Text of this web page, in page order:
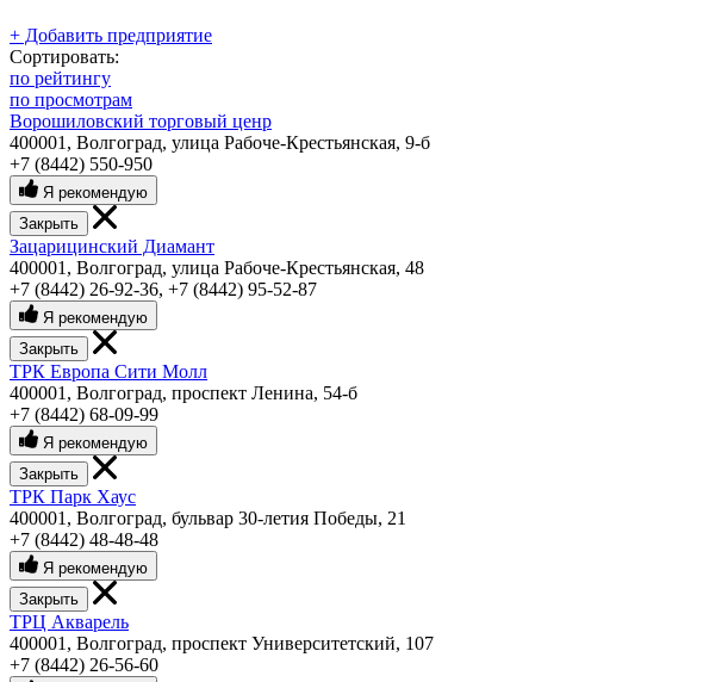
+ Добавить предприятие
Сортировать:
по рейтингу
по просмотрам
Ворошиловский торговый ценр
400001, Волгоград, улица Рабоче-Крестьянская, 9-б
+7 (8442) 550-950
Я рекомендую
Закрыть
Зацарицинский Диамант
400001, Волгоград, улица Рабоче-Крестьянская, 48
+7 (8442) 26-92-36, +7 (8442) 95-52-87
Я рекомендую
Закрыть
ТРК Европа Сити Молл
400001, Волгоград, проспект Ленина, 54-б
+7 (8442) 68-09-99
Я рекомендую
Закрыть
ТРК Парк Хаус
400001, Волгоград, бульвар 30-летия Победы, 21
+7 (8442) 48-48-48
Я рекомендую
Закрыть
ТРЦ Акварель
400001, Волгоград, проспект Университетский, 107
+7 (8442) 26-56-60